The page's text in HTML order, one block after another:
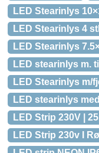
LED Stearinlys
LED Stearinlys 4
LED Stearinlys
LED stearinlys m.
LED Stearinlys m/
LED stearinlys
LED Strip 230V |
LED Strip 230v I